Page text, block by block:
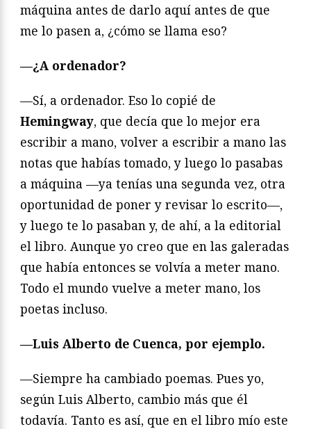
máquina antes de darlo aquí antes de que
me lo pasen a, ¿cómo se llama eso?
—¿A ordenador?
—Sí, a ordenador. Eso lo copié de
Hemingway, que decía que lo mejor era
escribir a mano, volver a escribir a mano las
notas que habías tomado, y luego lo pasabas
a máquina —ya tenías una segunda vez, otra
oportunidad de poner y revisar lo escrito—,
y luego te lo pasaban y, de ahí, a la editorial
el libro. Aunque yo creo que en las galeradas
que había entonces se volvía a meter mano.
Todo el mundo vuelve a meter mano, los
poetas incluso.
—Luis Alberto de Cuenca, por ejemplo.
—Siempre ha cambiado poemas. Pues yo,
según Luis Alberto, cambio más que él
todavía. Tanto es así, que en el libro mío este